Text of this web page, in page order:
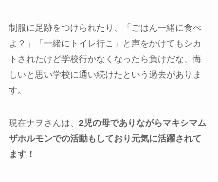
制服に足跡をつけられたり、「ごはん一緒に食べ
よ？」「一緒にトイレ行こ」と声をかけてもシカ
トされたけど学校行かなくなったら負けだな、悔
しいと思い学校に通い続けたという過去がありま
す。
現在ナヲさんは、 2児の母でありながらマキシマム
ザホルモンでの活動もしており元気に活躍されて
ます！